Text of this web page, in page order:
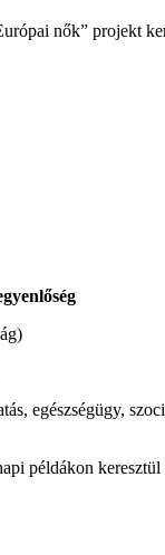
nők” projekt
egészségügy,
példákon